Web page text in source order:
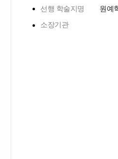
선행 학술지명 원예
소장기관